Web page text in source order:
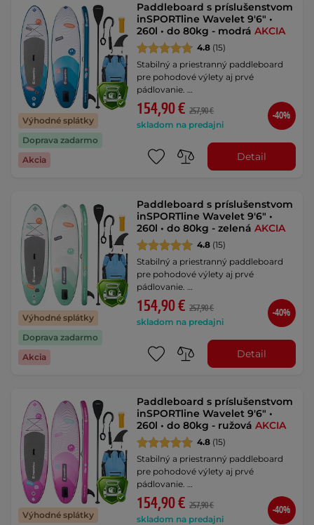
Výhodné splátky
Doprava zadarmo
Akcia
Paddleboard s príslušenstvom
inSPORTline Wavelet 9'6" •
260l • do 80kg - modráAKCIA
4.8 (15)
Stabilný a priestranný paddleboard
pre pohodové výlety aj prvé
pádlovanie. …
154,90 € 257,90 €
skladom na predajni
-40%
Detail
Výhodné splátky
Doprava zadarmo
Akcia
Paddleboard s príslušenstvom
inSPORTline Wavelet 9'6" •
260l • do 80kg - zelenáAKCIA
4.8 (15)
Stabilný a priestranný paddleboard
pre pohodové výlety aj prvé
pádlovanie. …
154,90 € 257,90 €
skladom na predajni
-40%
Detail
Výhodné splátky
Paddleboard s príslušenstvom
inSPORTline Wavelet 9'6" •
260l • do 80kg - ružováAKCIA
4.8 (15)
Stabilný a priestranný paddleboard
pre pohodové výlety aj prvé
pádlovanie. …
154,90 € 257,90 €
skladom na predajni
-40%